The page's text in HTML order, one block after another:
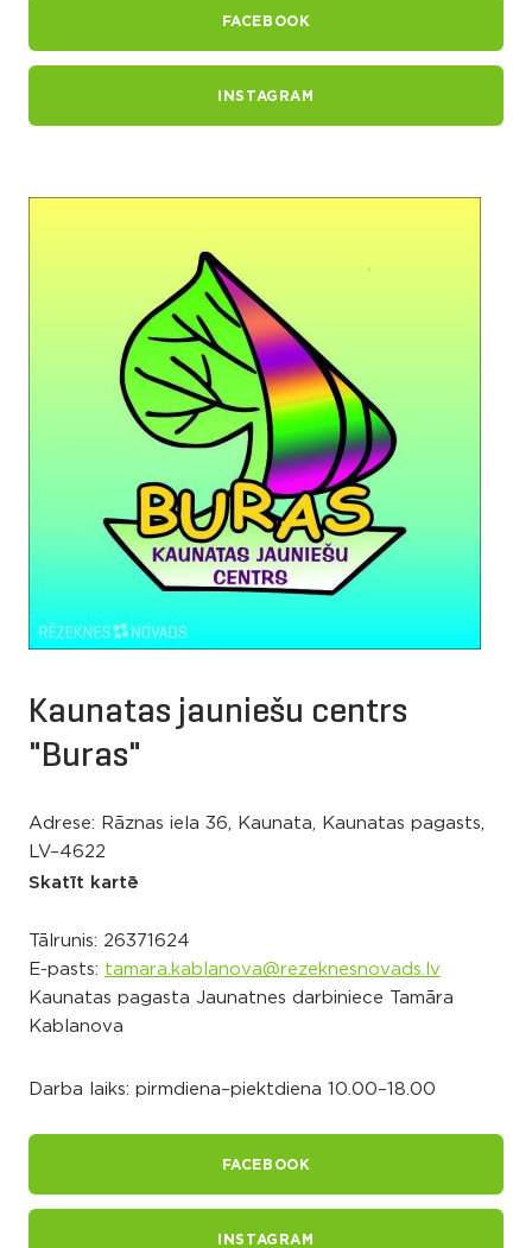
FACEBOOK
INSTAGRAM
Kaunatas jauniešu centrs
"Buras"
Adrese: Rāznas iela 36, Kaunata, Kaunatas pagasts,
LV–4622
Skatīt kartē
Tālrunis: 26371624
E-pasts: tamara.kablanova@rezeknesnovads.lv
Kaunatas pagasta Jaunatnes darbiniece Tamāra
Kablanova
Darba laiks: pirmdiena–piektdiena 10.00–18.00
FACEBOOK
INSTAGRAM